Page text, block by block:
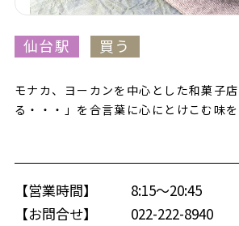
仙台駅 買う
モナカ、ヨーカンを中心とした和菓子
る・・・」を合言葉に心にとけこむ味を
【営業時間】
8:15～20:45
【お問合せ】
022-222-8940